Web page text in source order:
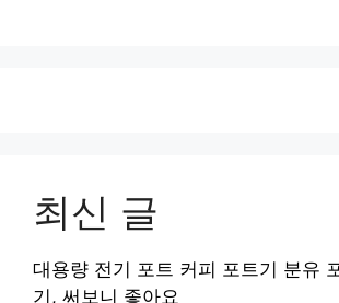
최신 글
대용량 전기 포트 커피 포트기 분유
기, 써보니 좋아요